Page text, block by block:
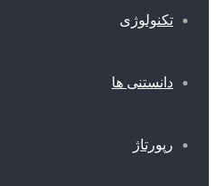
تکنولوژی
دانستنی ها
رپورتاژ